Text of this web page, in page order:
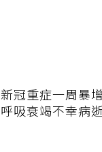
新冠重症一周暴
呼吸衰竭不幸病逝